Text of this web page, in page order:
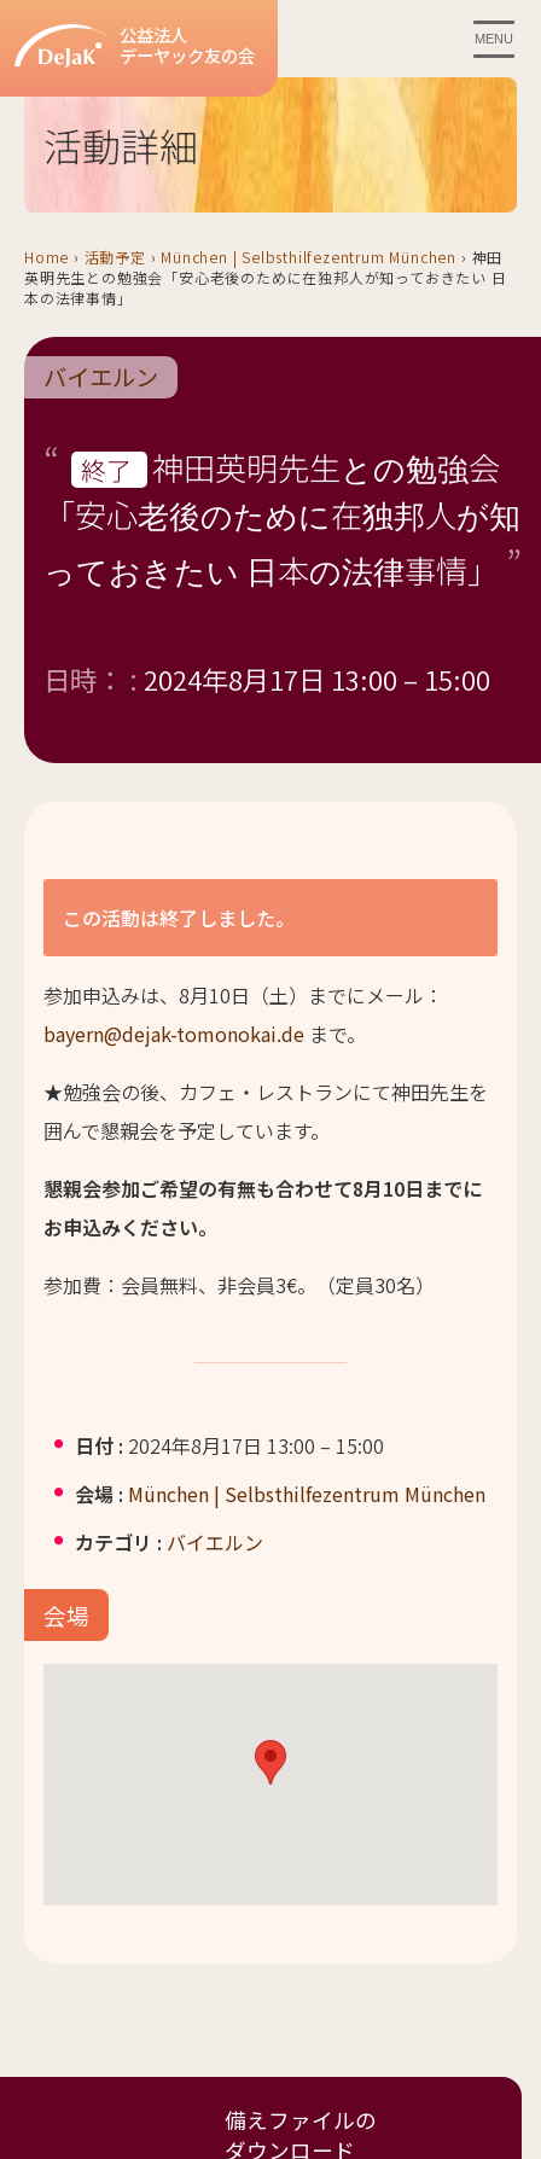
公益法人
デーヤック友の会
MENU
活動詳細
Home › 活動予定 › München | Selbsthilfezentrum München › 神田
英明先生との勉強会「安心老後のために在独邦人が知っておきたい 日
本の法律事情」
バイエルン
終了
神田英明先生との勉強会
「安心老後のために在独邦人が知
っておきたい 日本の法律事情」
日時： : 2024年8月17日 13:00 – 15:00
この活動は終了しました。
参加申込みは、8月10日（土）までにメール：
bayern@dejak-tomonokai.de まで。
★勉強会の後、カフェ・レストランにて神田先生を
囲んで懇親会を予定しています。
懇親会参加ご希望の有無も合わせて8月10日までに
お申込みください。
参加費：会員無料、非会員3€。（定員30名）
日付 : 2024年8月17日 13:00 – 15:00
会場 : München | Selbsthilfezentrum München
カテゴリ : バイエルン
会場
備えファイルの
ダウンロード